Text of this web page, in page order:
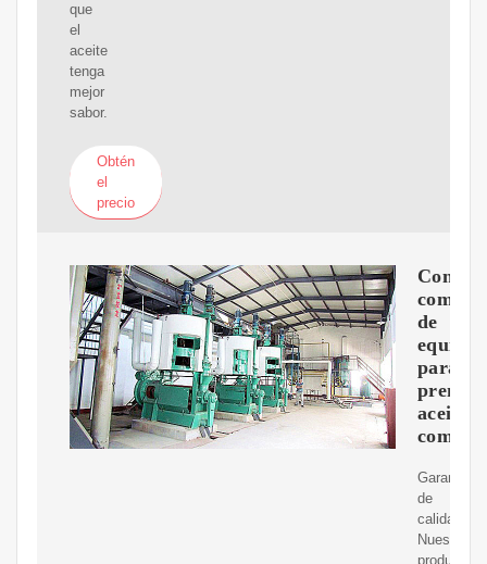
que
el
aceite
tenga
mejor
sabor.
Obtén
el
precio
de
equipos
para
prensar
aceite
Garantía
de
calidad
Nuestros
productos